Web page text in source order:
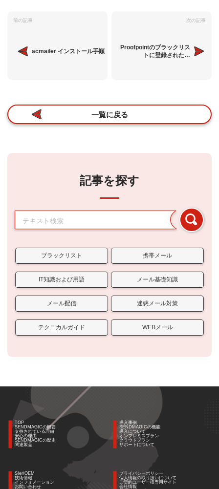
前の記事
acmailer インストール手順
次の記事
Proofpointのブラックリス
トに登録された…
一覧に戻る
記事を探す
ブラックリスト 携帯メール
IT知識および用語 メール基礎知識
メール配信 迷惑メール対策
テクニカルガイド WEBメール
TOP
SENDMAGICの概要
支持されている理由
安心の理由
SENDMAGICの歴史
関連製品
導入事例
SENDMAGICの機能
導入について
オンプレミスプラン
クラウドプラン
サポートについて
SIer/OEM
技術情報
インフォメーション
お問い合わせ
プライバシーポリシー
個人情報の取り扱いについて
ご契約ユーザー様専用サイト
会社情報